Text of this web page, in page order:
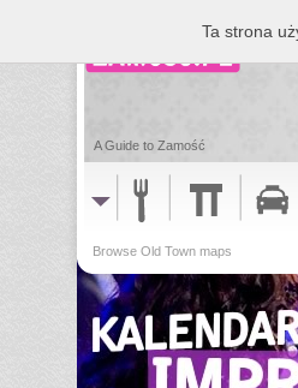
A Guide to Zamość
Browse Old Town maps
Ta strona